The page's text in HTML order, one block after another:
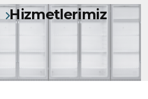
Hizmetlerimiz